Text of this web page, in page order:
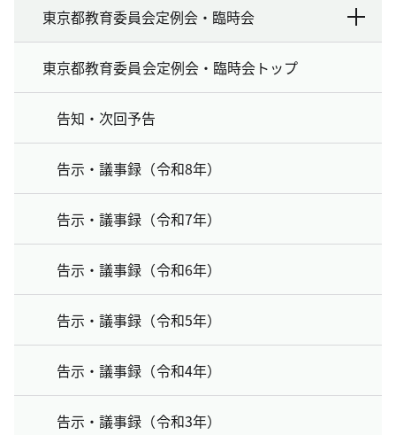
東京都教育委員会定例会・臨時会
東京都教育委員会定例会・臨時会トップ
告知・次回予告
告示・議事録（令和8年）
告示・議事録（令和7年）
告示・議事録（令和6年）
告示・議事録（令和5年）
告示・議事録（令和4年）
告示・議事録（令和3年）